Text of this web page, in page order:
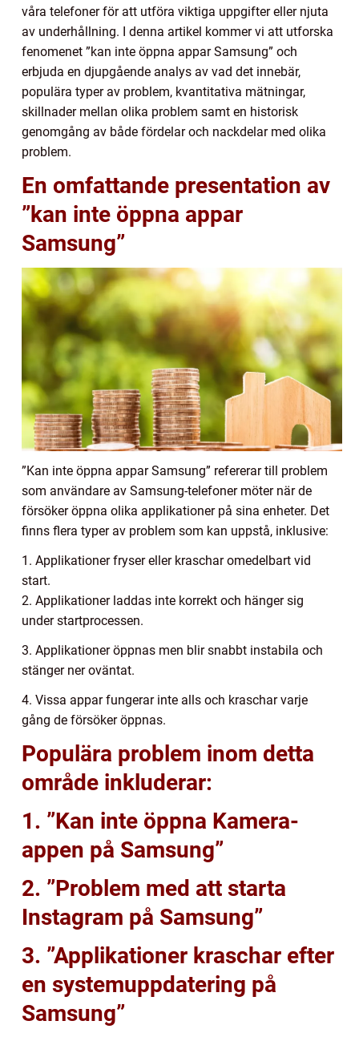
våra telefoner för att utföra viktiga uppgifter eller njuta
av underhållning. I denna artikel kommer vi att utforska
fenomenet ”kan inte öppna appar Samsung” och
erbjuda en djupgående analys av vad det innebär,
populära typer av problem, kvantitativa mätningar,
skillnader mellan olika problem samt en historisk
genomgång av både fördelar och nackdelar med olika
problem.
En omfattande presentation av
”kan inte öppna appar
Samsung”
”Kan inte öppna appar Samsung” refererar till problem
som användare av Samsung-telefoner möter när de
försöker öppna olika applikationer på sina enheter. Det
finns flera typer av problem som kan uppstå, inklusive:
1. Applikationer fryser eller kraschar omedelbart vid
start.
2. Applikationer laddas inte korrekt och hänger sig
under startprocessen.
3. Applikationer öppnas men blir snabbt instabila och
stänger ner oväntat.
4. Vissa appar fungerar inte alls och kraschar varje
gång de försöker öppnas.
Populära problem inom detta
område inkluderar:
1. ”Kan inte öppna Kamera-
appen på Samsung”
2. ”Problem med att starta
Instagram på Samsung”
3. ”Applikationer kraschar efter
en systemuppdatering på
Samsung”